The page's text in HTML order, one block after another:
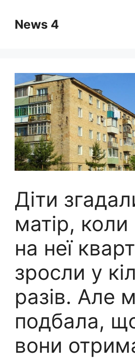
contentNews 4
Діти
матір, коли
на неї
зросли у
разів. Але
подбала,
вони